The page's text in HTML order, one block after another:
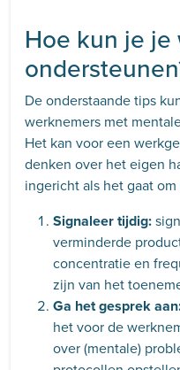
Hoe kun je
De onderstaande tips
werknemers met
Het kan voor een
denken over het eigen
ingericht als het gaat
Signaleer tijdig:
verminderde
concentratie en
zijn van het
Ga het gesprek
het voor de
over (mentale)